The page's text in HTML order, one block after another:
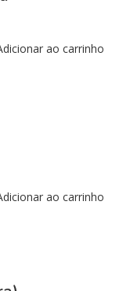
ao carrinho
ao carrinho